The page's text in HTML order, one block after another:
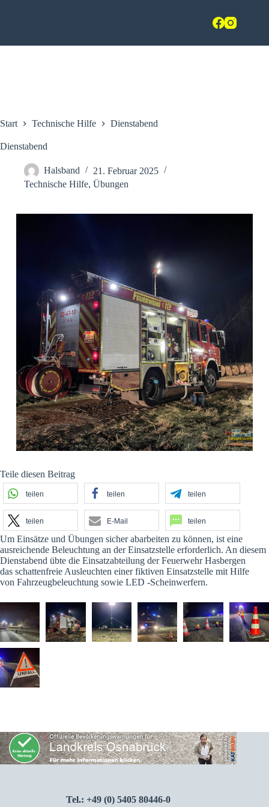
Start Technische Hilfe Dienstabend
Dienstabend
Halsband
21. Februar 2025
Technische Hilfe, Übungen
Teile diesen Beitrag
teilen teilen teilen
teilen E-Mail teilen
Um Einsätze und Übungen sicher abarbeiten zu können, ist eine
ausreichende Beleuchtung an der Einsatzstelle erforderlich. An diesem
Dienstabend übte die Einsatzabteilung der Feuerwehr Hasbergen
das schattenfreie Ausleuchten einer fiktiven Einsatzstelle mit Hilfe
von Fahrzeugbeleuchtung sowie LED -Scheinwerfern.
Tel.: +49 (0) 5405 80446-0